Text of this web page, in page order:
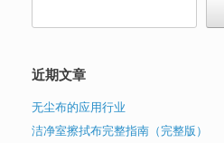
近期文章
无尘布的应用行业
洁净室擦拭布完整指南（完整版）